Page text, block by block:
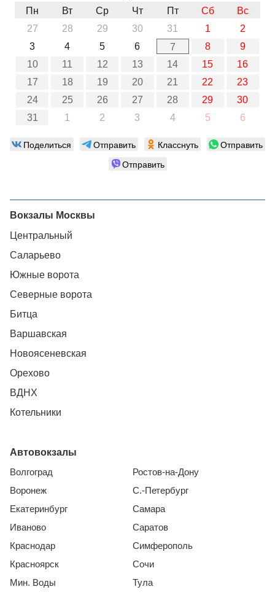
Пн
Вт Ср Чт Пт Сб
Вс
27
28 29 30 31 1
2
3
4 5 6 7 8
9
10
11 12 13 14 15
16
17
18 19 20 21 22
23
24
25 26 27 28 29
30
31
1 2 3 4 5 6
Поделиться Отправить Класснуть
Отправить
Отправить
Вокзалы Москвы
Центральный
Саларьево
Южные ворота
Северные ворота
Битца
Варшавская
Новоясеневская
Орехово
ВДНХ
Котельники
Автовокзалы
Волгоград
Воронеж
Екатеринбург
Иваново
Краснодар
Красноярск
Мин. Воды
Ростов-на-Дону
С.-Петербург
Самара
Саратов
Симферополь
Сочи
Тула